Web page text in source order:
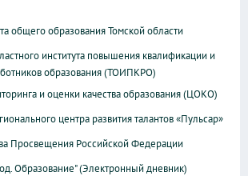
общего образования Томской области
института повышения квалификации и
образования (ТОИПКРО)
и оценки качества образования (ЦОКО)
центра развития талантов «Пульсар»
Просвещения Российской Федерации
Образование" (Электронный дневник)